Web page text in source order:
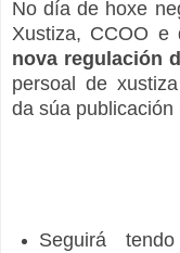
No día de hoxe
Xustiza, CCOO e
nova regulación
persoal de
da súa publicación
Seguirá